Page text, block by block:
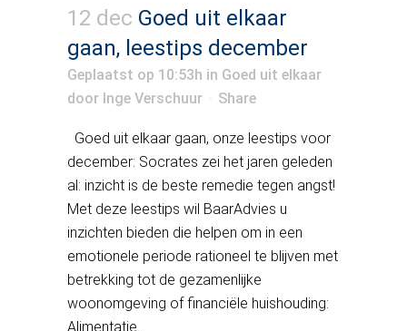
12 dec Goed uit elkaar
gaan, leestips december
Geplaatst op 10:53h in Goed uit elkaar
door Inge Verschuur Share
Goed uit elkaar gaan, onze leestips voor
december: Socrates zei het jaren geleden
al: inzicht is de beste remedie tegen angst!
Met deze leestips wil BaarAdvies u
inzichten bieden die helpen om in een
emotionele periode rationeel te blijven met
betrekking tot de gezamenlijke
woonomgeving of financiële huishouding:
Alimentatie...